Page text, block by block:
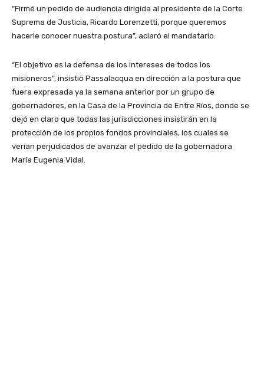
“Firmé un pedido de audiencia dirigida al presidente de la Corte
Suprema de Justicia, Ricardo Lorenzetti, porque queremos
hacerle conocer nuestra postura”, aclaró el mandatario.
“El objetivo es la defensa de los intereses de todos los
misioneros”, insistió Passalacqua en dirección a la postura que
fuera expresada ya la semana anterior por un grupo de
gobernadores, en la Casa de la Provincia de Entre Ríos, donde se
dejó en claro que todas las jurisdicciones insistirán en la
protección de los propios fondos provinciales, los cuales se
verían perjudicados de avanzar el pedido de la gobernadora
María Eugenia Vidal.